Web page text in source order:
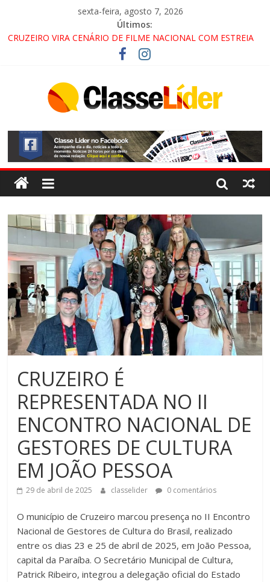
sexta-feira, agosto 7, 2026
Últimos:
CRUZEIRO VIRA CENÁRIO DE FILME NACIONAL COM ESTREIA
PROMOTOR DO GAECO
ACESSO À APARECIDA NA DUTRA SERÁ BLOQUEADO NO FIM
ALTERNATIVAS
LORENA, PINDAMONHANGABA E QUELUZ NA RETA FINAL
PELA FÁBRICA DA COCA-COLA!
CRUZEIRO É
REPRESENTADA NO II
ENCONTRO NACIONAL DE
GESTORES DE CULTURA
EM JOÃO PESSOA
29 de abril de 2025 classelider 0 comentários
O município de Cruzeiro marcou presença no II Encontro
Nacional de Gestores de Cultura do Brasil, realizado
entre os dias 23 e 25 de abril de 2025, em João Pessoa,
capital da Paraíba. O Secretário Municipal de Cultura,
Patrick Ribeiro, integrou a delegação oficial do Estado